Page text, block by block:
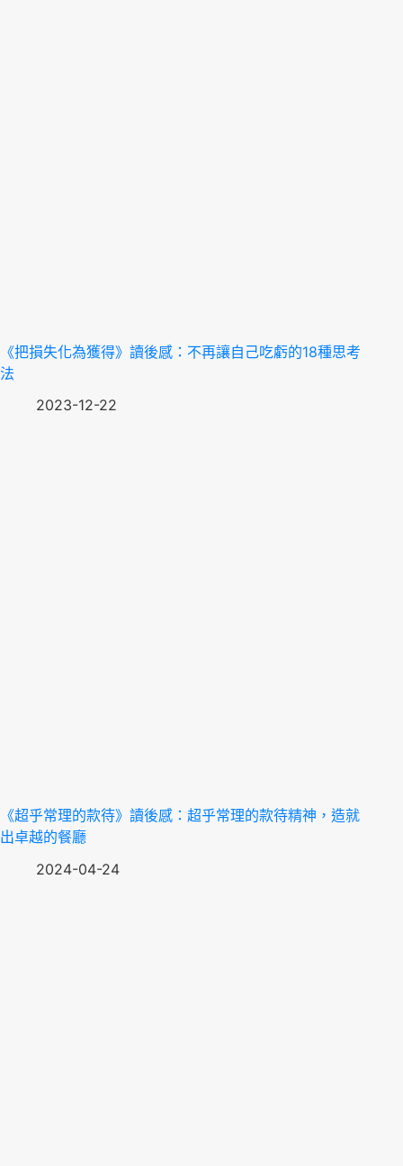
《把損失化為獲得》讀後感：不再讓自己吃虧的18種思考
法
2023-12-22
《超乎常理的款待》讀後感：超乎常理的款待精神，造就
出卓越的餐廳
2024-04-24